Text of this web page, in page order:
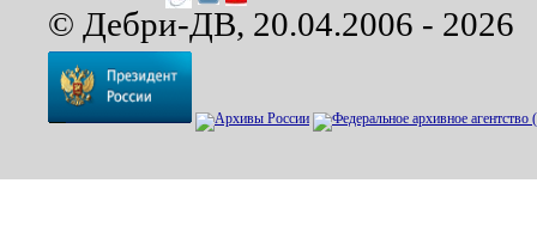
© Дебри-ДВ, 20.04.2006 - 2026